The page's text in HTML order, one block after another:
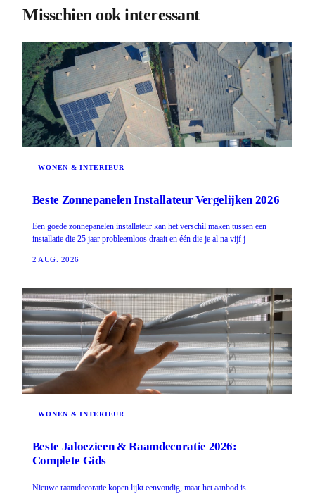
Misschien ook interessant
WONEN & INTERIEUR
Beste Zonnepanelen Installateur Vergelijken 2026
Een goede zonnepanelen installateur kan het verschil maken tussen een
installatie die 25 jaar probleemloos draait en één die je al na vijf j
2 AUG. 2026
WONEN & INTERIEUR
Beste Jaloezieen & Raamdecoratie 2026:
Complete Gids
Nieuwe raamdecoratie kopen lijkt eenvoudig, maar het aanbod is